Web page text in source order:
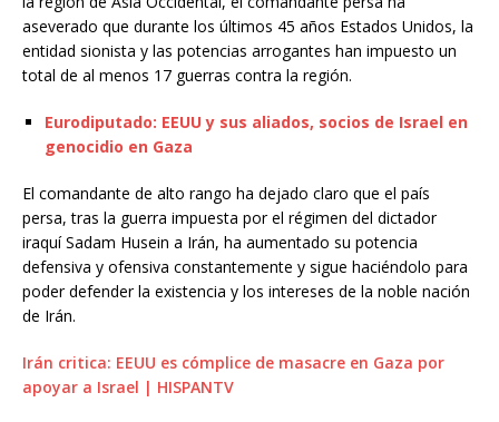
aseverado que durante los últimos 45 años Estados Unidos, la
entidad sionista y las potencias arrogantes han impuesto un
total de al menos 17 guerras contra la región.
Eurodiputado: EEUU y sus aliados, socios de Israel en
genocidio en Gaza
El comandante de alto rango ha dejado claro que el país
persa, tras la guerra impuesta por el régimen del dictador
iraquí Sadam Husein a Irán, ha aumentado su potencia
defensiva y ofensiva constantemente y sigue haciéndolo para
poder defender la existencia y los intereses de la noble nación
de Irán.
Irán critica: EEUU es cómplice de masacre en Gaza por
apoyar a Israel | HISPANTV